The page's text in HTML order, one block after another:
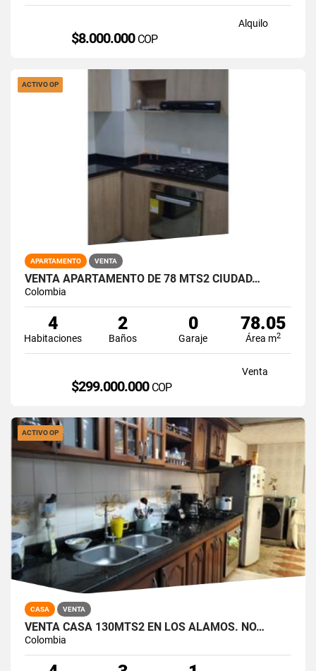
Alquilo
$8.000.000 COP
ACTIVO OP
APARTAMENTO VENTA
VENTA APARTAMENTO DE 78 MTS2 CIUDAD…
Colombia
4
Habitaciones
2
Baños
0
Garaje
78.05
Área m2
Venta
$299.000.000 COP
ACTIVO OP
CASA VENTA
VENTA CASA 130MTS2 EN LOS ÁLAMOS. NO…
Colombia